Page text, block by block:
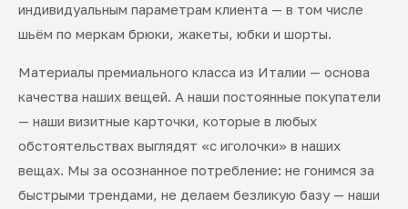
индивидуальным параметрам клиента — в том числе
шьём по меркам брюки, жакеты, юбки и шорты.
Материалы премиального класса из Италии — основа
качества наших вещей. А наши постоянные покупатели
— наши визитные карточки, которые в любых
обстоятельствах выглядят «с иголочки» в наших
вещах. Мы за осознанное потребление: не гонимся за
быстрыми трендами, не делаем безликую базу — наши